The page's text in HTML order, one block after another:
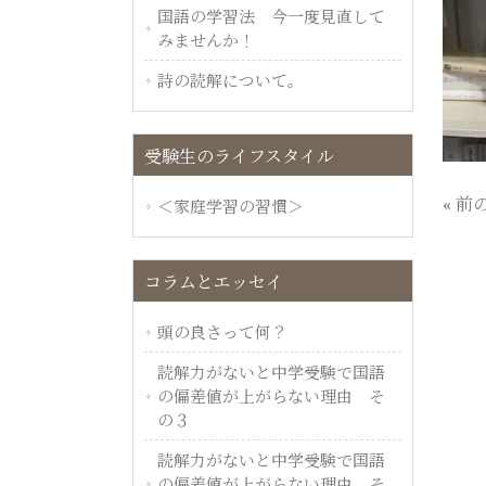
« 前
国語の学習法 今一度見直して
みませんか！
詩の読解について。
受験生のライフスタイル
＜家庭学習の習慣＞
コラムとエッセイ
頭の良さって何？
読解力がないと中学受験で国語
の偏差値が上がらない理由 そ
の３
読解力がないと中学受験で国語